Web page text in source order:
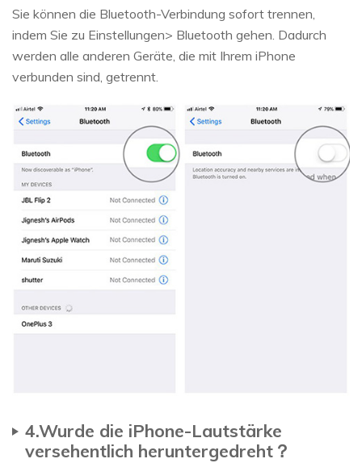
Sie können die Bluetooth-Verbindung sofort trennen,
indem Sie zu Einstellungen> Bluetooth gehen. Dadurch
werden alle anderen Geräte, die mit Ihrem iPhone
verbunden sind, getrennt.
4.Wurde die iPhone-Lautstärke
versehentlich heruntergedreht？